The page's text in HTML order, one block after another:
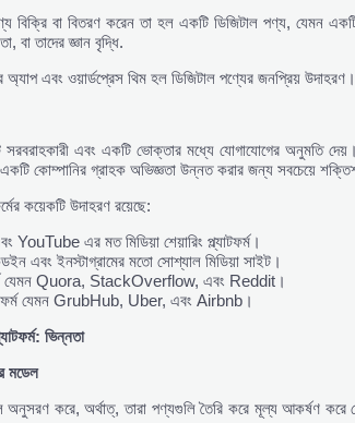
বা বিতরণ করেন তা হল একটি ডিজিটাল পণ্য, যেমন
বা তাদের জ্ঞান বৃদ্ধি.
এবং ওয়ার্ডপ্রেস থিম হল ডিজিটাল পণ্যের জনপ্রিয় উদাহরণ।
সরবরাহকারী এবং একটি ভোক্তার মধ্যে যোগাযোগের অনুমতি
কোম্পানির গ্রাহক অভিজ্ঞতা উন্নত করার জন্য সবচেয়ে
কয়েকটি উদাহরণ রয়েছে:
এর মত মিডিয়া শেয়ারিং প্ল্যাটফর্ম।
এবং ইনস্টাগ্রামের মতো সোশ্যাল মিডিয়া সাইট।
যেমন Quora, StackOverflow, এবং Reddit।
যেমন GrubHub, Uber, এবং Airbnb।
ভিন্নতা
মডেল
অনুসরণ করে, অর্থাত্, তারা পণ্যগুলি তৈরি করে মূল্য আকর্ষণ করে